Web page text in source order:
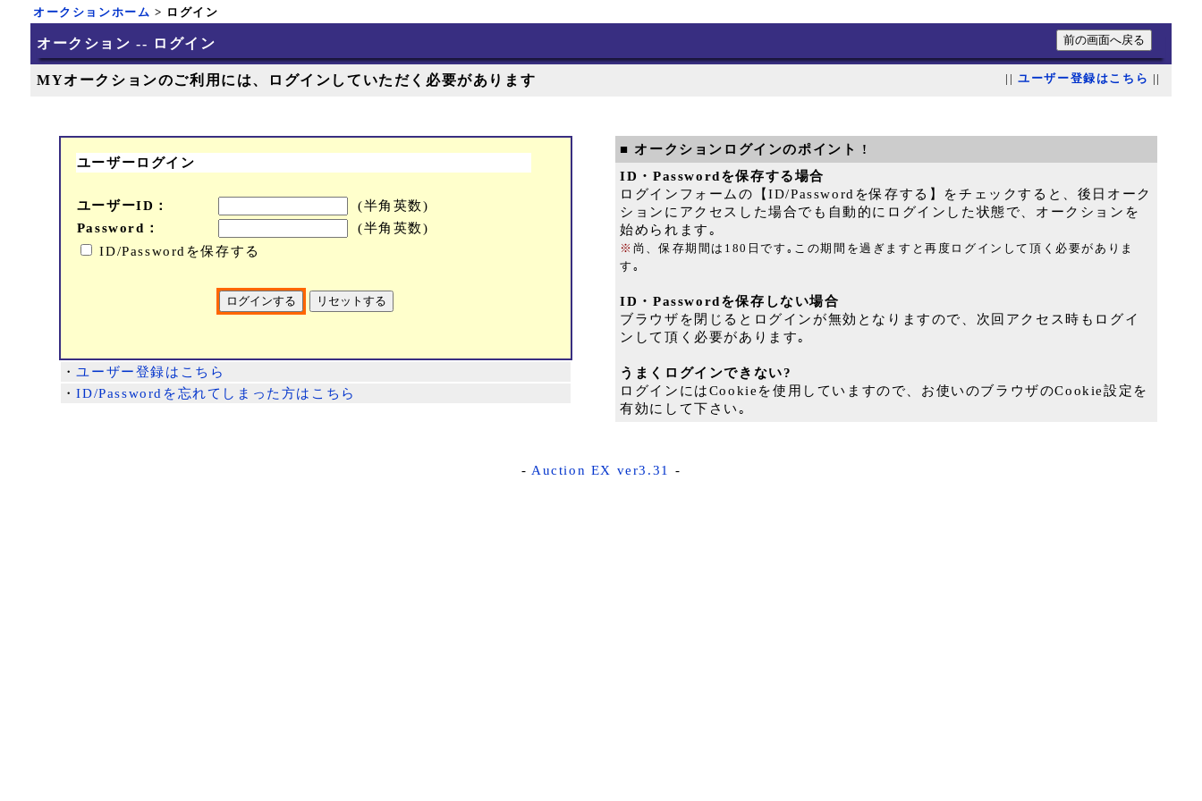
オークションホーム > ログイン
オークション -- ログイン
MYオークションのご利用には、ログインしていただく必要があります ||ユーザー登録はこちら ||
ユーザーログイン
ユーザーID：
(半角英数)
Password：
(半角英数)
ID/Passwordを保存する
・ユーザー登録はこちら
・ID/Passwordを忘れてしまった方はこちら
■ オークションログインのポイント !
ID・Passwordを保存する場合
ログインフォームの【ID/Passwordを保存する】をチェックすると、後日オーク
ションにアクセスした場合でも自動的にログインした状態で、オークションを
始められます｡
※ 尚、保存期間は180日です｡この期間を過ぎますと再度ログインして頂く必要がありま
す｡
ID・Passwordを保存しない場合
ブラウザを閉じるとログインが無効となりますので、次回アクセス時もログイ
ンして頂く必要があります｡
うまくログインできない?
ログインにはCookieを使用していますので、お使いのブラウザのCookie設定を
有効にして下さい｡
- Auction EX ver3.31 -